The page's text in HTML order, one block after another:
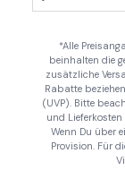
*Alle
beinhalten die
zusätzliche
Rabatte
(UVP). Bitte
und
Wenn Du über
Provision. Für